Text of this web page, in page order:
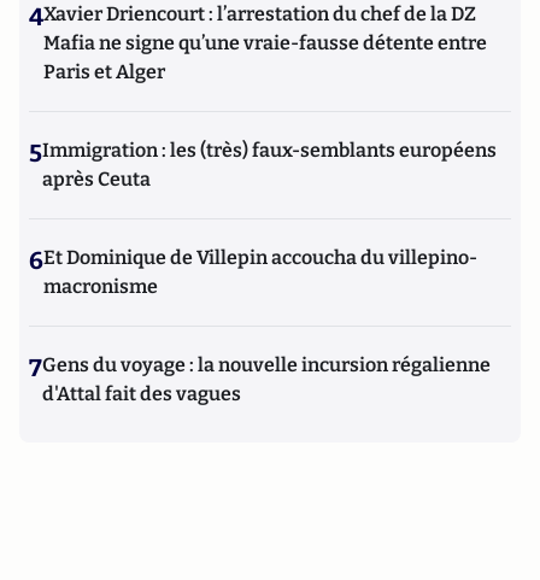
4Xavier Driencourt : l’arrestation du chef de la DZ
Mafia ne signe qu’une vraie-fausse détente entre
Paris et Alger
5Immigration : les (très) faux-semblants européens
après Ceuta
6Et Dominique de Villepin accoucha du villepino-
macronisme
7Gens du voyage : la nouvelle incursion régalienne
d'Attal fait des vagues